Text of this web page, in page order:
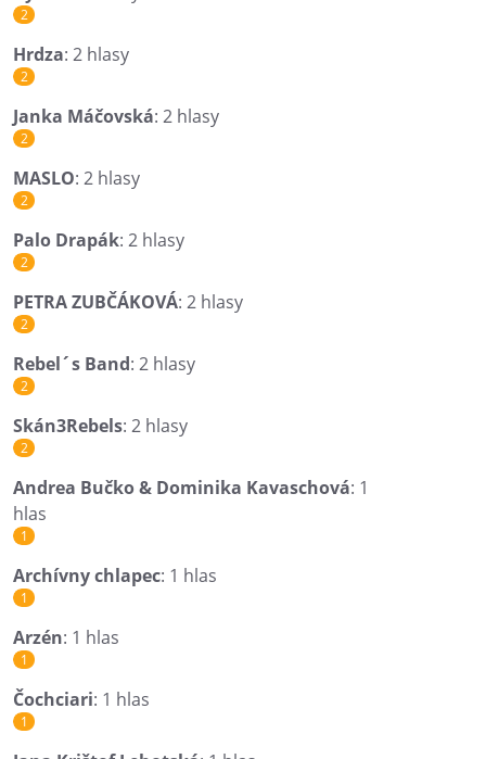
2
Hrdza: 2 hlasy
2
Janka Máčovská: 2 hlasy
2
MASLO: 2 hlasy
2
Palo Drapák: 2 hlasy
2
PETRA ZUBČÁKOVÁ: 2 hlasy
2
Rebel´s Band: 2 hlasy
2
Skán3Rebels: 2 hlasy
2
Andrea Bučko & Dominika Kavaschová: 1
hlas
1
Archívny chlapec: 1 hlas
1
Arzén: 1 hlas
1
Čochciari: 1 hlas
1